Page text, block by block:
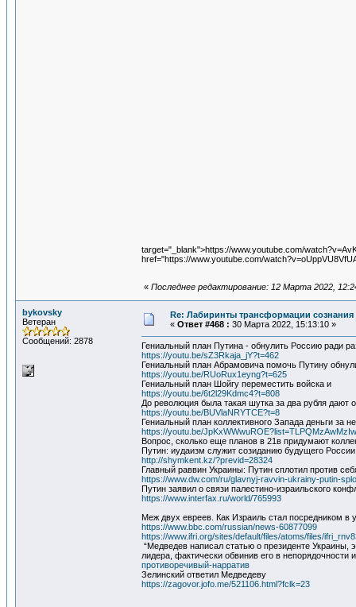
target="_blank">https://www.youtube.com/
href="https://www.youtube.com/
« Последнее редактирование: 12 Марта 2022,
bykovsky
Ветеран
Сообщений: 2878
Re: Лабиринты трансформации сознания
« Ответ #468 : 30 Марта 2022, 15:13:10 »
Гениальный план Путина - обнулить Россию ради
https://youtu.be/sZ3Rkaja_jY?t=462
Гениальный план Абрамовича помочь Путину
https://youtu.be/RUoRux1eyng?t=625
Гениальный план Шойгу переместить войска и
https://youtu.be/6t2l29Kdmc4?t=808
До революция была такая шутка за два рубля дают
https://youtu.be/BUVlaNRYTCE?t=8
Гениальный план коллективного Запада деньги за
https://youtu.be/
Вопрос, сколько еще планов в 21в придумают
Путин: иудаизм служит созиданию будущего России
http://shymkent.kz/?previd=28324
Главный раввин Украины: Путин сплотил против
https://www.dw.com/ru/glavnyj-ravvin-ukrainy-putin-
Путин заявил о связи палестино-израильского
https://www.interfax.ru/world/765993
Меж двух евреев. Как Израиль стал посредником в
https://www.bbc.com/russian/news-60877099
https://www.ifri.org/sites/default/files/atoms/files/
“Медведев написал статью о президенте Украины,
лидера, фактически обвинив его в непорядочности
противоречивый-нарратив
Зелинский ответил Медведеву
https://zagovor.jofo.me/521106.html?fclk=23